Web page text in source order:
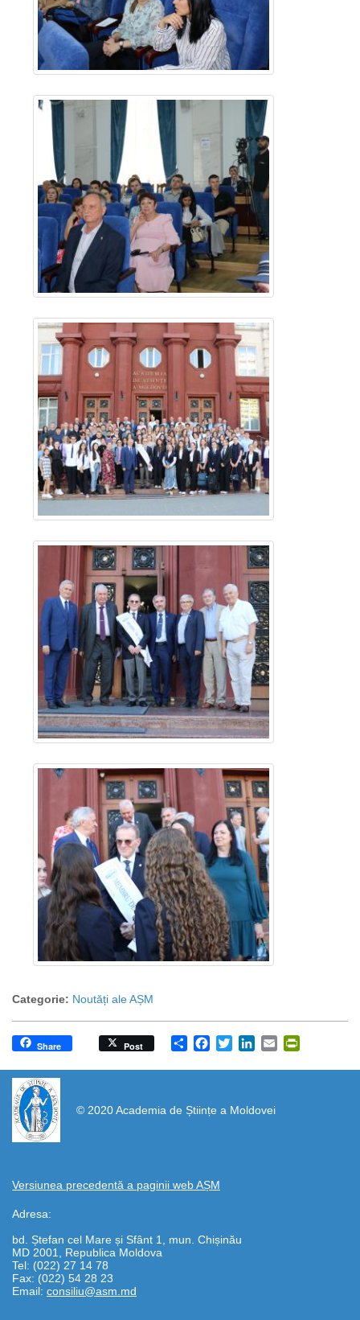
Categorie: Noutăți ale AȘM
Share
Share Post Facebook
TwitterLinkedIn
Email
© 2020 Academia de Științe a Moldovei
Versiunea precedentă a paginii web AȘM
Adresa:
bd. Ștefan cel Mare și Sfânt 1, mun. Chișinău
MD 2001, Republica Moldova
Tel: (022) 27 14 78
Fax: (022) 54 28 23
Email: consiliu@asm.md
https://propletenie.ru/